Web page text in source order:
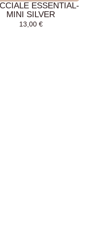
ESSENTIAL-
MINI SILVER
13,00 €